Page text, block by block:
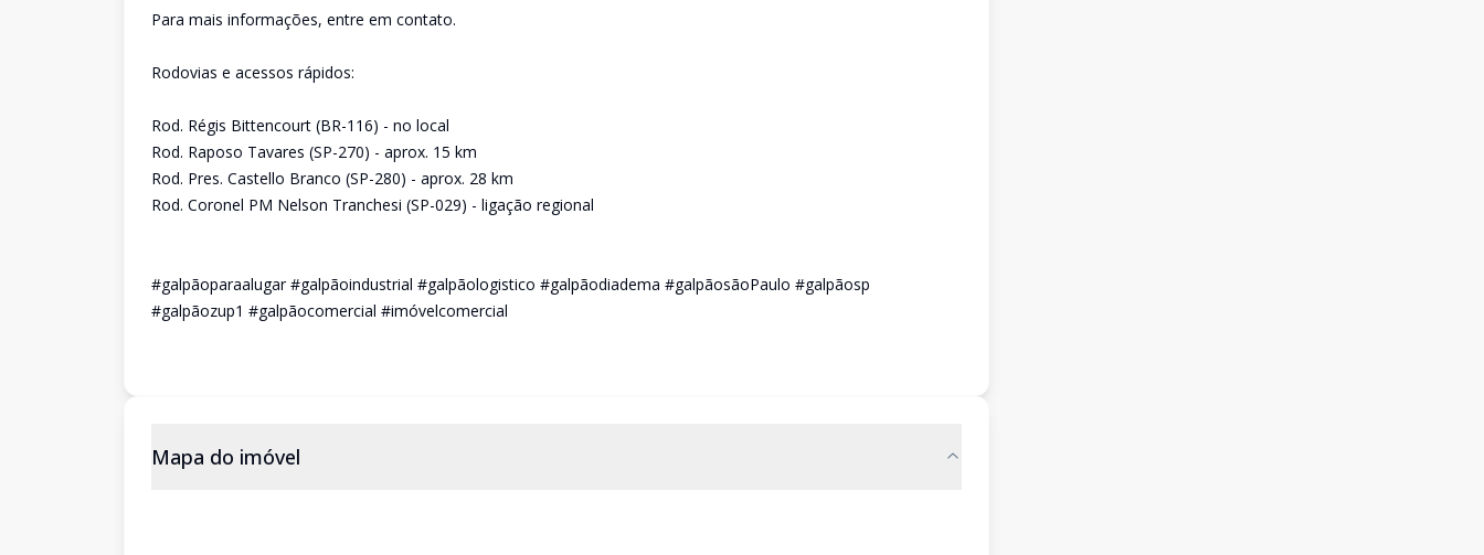
Para mais informações, entre em contato.
Rodovias e acessos rápidos:
Rod. Régis Bittencourt (BR-116) - no local
Rod. Raposo Tavares (SP-270) - aprox. 15 km
Rod. Pres. Castello Branco (SP-280) - aprox. 28 km
Rod. Coronel PM Nelson Tranchesi (SP-029) - ligação regional
#galpãoparaalugar #galpãoindustrial #galpãologistico #galpãodiadema #galpãosãoPaulo #galpãosp
#galpãozup1 #galpãocomercial #imóvelcomercial
Mapa do imóvel